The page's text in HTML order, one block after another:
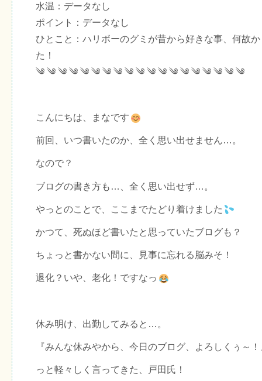
水温：データなし
ポイント：データなし
ひとこと：ハリボーのグミが昔から好きな事、何故
た！
༄ ༄ ༄ ༄ ༄ ༄ ༄ ༄ ༄ ༄ ༄ ༄ ༄ ༄ ༄ ༄ ༄ ༄ ༄
こんにちは、まなです
前回、いつ書いたのか、全く思い出せません…。
なので？
ブログの書き方も…、全く思い出せず…。
やっとのことで、ここまでたどり着けました
かつて、死ぬほど書いたと思っていたブログも？
ちょっと書かない間に、見事に忘れる脳みそ！
退化？いや、老化！ですなっ
休み明け、出勤してみると…。
『みんな休みやから、今日のブログ、よろしくぅ～
っと軽々しく言ってきた、戸田氏！